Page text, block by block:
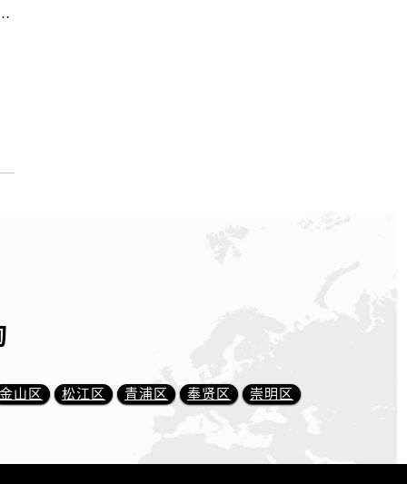
线及办公地址权威信息公示（2026年6月最新）
金山区 松江区 青浦区 奉贤区 崇明区